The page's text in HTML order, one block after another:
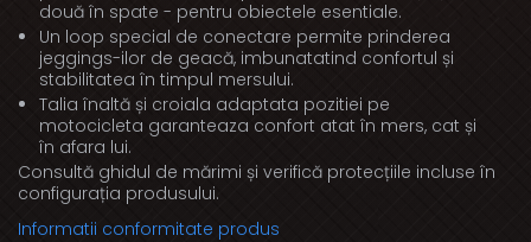
două în spate - pentru obiectele esentiale.
Un loop special de conectare permite prinderea
jeggings-ilor de geacă, imbunatatind confortul și
stabilitatea în timpul mersului.
Talia înaltă și croiala adaptata pozitiei pe
motocicleta garanteaza confort atat în mers, cat și
în afara lui.
Consultă ghidul de mărimi și verifică protecțiile incluse în
configurația produsului.
Informatii conformitate produs